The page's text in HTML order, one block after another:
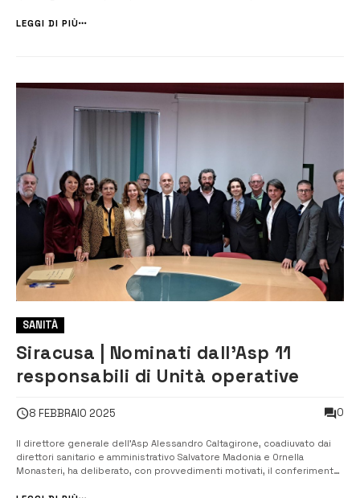
direttore del Dipartimento Chirurgico, Giovanni Trombatore,...
LEGGI DI PIÙ
SANITÀ
Siracusa | Nominati dall’Asp 11
responsabili di Unità operative
8 FEBBRAIO 2025 0
Il direttore generale dell’Asp Alessandro Caltagirone, coadiuvato dai
direttori sanitario e amministrativo Salvatore Madonia e Ornella
Monasteri, ha deliberato, con provvedimenti motivati, il conferimento